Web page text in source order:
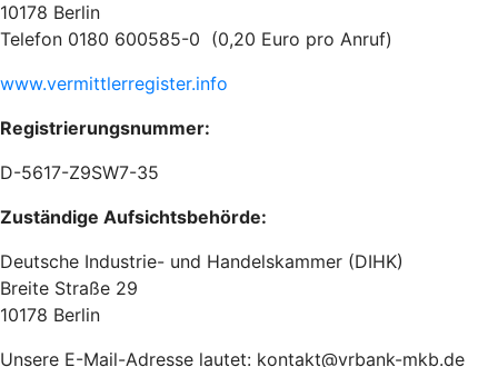
10178 Berlin
Telefon 0180 600585-0 (0,20 Euro pro Anruf)
www.vermittlerregister.info
Registrierungsnummer:
D-5617-Z9SW7-35
Zuständige Aufsichtsbehörde:
Deutsche Industrie- und Handelskammer (DIHK)
Breite Straße 29
10178 Berlin
Unsere E-Mail-Adresse lautet: kontakt@vrbank-mkb.de